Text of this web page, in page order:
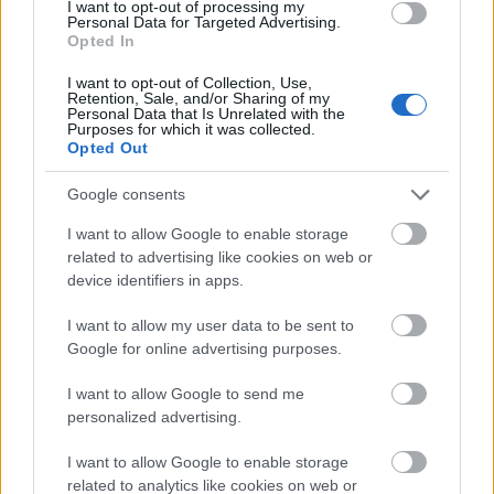
I want to opt-out of processing my
Personal Data for Targeted Advertising.
Opted In
I want to opt-out of Collection, Use,
Retention, Sale, and/or Sharing of my
Personal Data that Is Unrelated with the
Purposes for which it was collected.
Opted Out
Google consents
I want to allow Google to enable storage
related to advertising like cookies on web or
device identifiers in apps.
I want to allow my user data to be sent to
Google for online advertising purposes.
I want to allow Google to send me
personalized advertising.
I want to allow Google to enable storage
related to analytics like cookies on web or
огнената топлина на чили пиперките, слабата
сладост на морковот и земјениот призвук на
зелката, сите тие се спојуваат во
непогрешливиот мирис на добро направено
кимчи. Оваа замислена арома носи со себе не
само ветување за вкус, туку и здравствени
квалитети по кои се слави кимчито. Како
ферментирана храна, кимчито е преполно со
корисни пробиотици, неопходни за здравјето
на цревата и варењето. Неговата комбинација од
свеж зеленчук и зачини придонесува богатство
од витамини, минерали и антиоксиданси, што
хранливо. Живописниот приказ на текстури го
отсликува ова богатство: крцкавоста на
плодоносниот залак на зелката - сите се
спојуваат за да симболизираат хармонија на
Перспективата одблизу нуди и симболично